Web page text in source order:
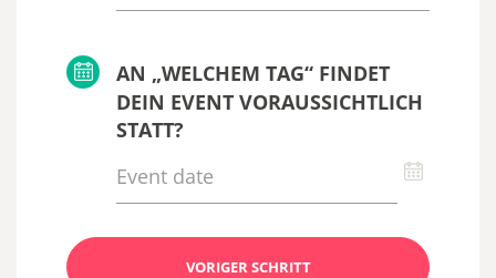
AN „WELCHEM TAG“ FINDET
DEIN EVENT VORAUSSICHTLICH
STATT?
VORIGER SCHRITT